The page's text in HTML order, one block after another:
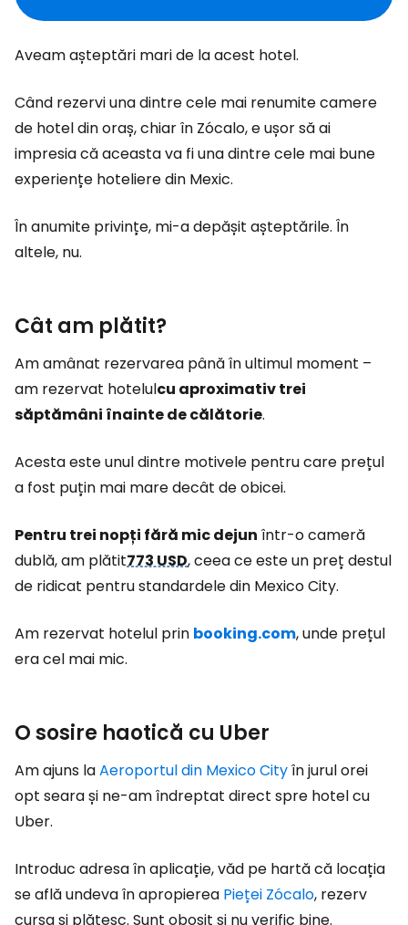
Aveam așteptări mari de la acest hotel.
Când rezervi una dintre cele mai renumite camere
de hotel din oraș, chiar în Zócalo, e ușor să ai
impresia că aceasta va fi una dintre cele mai bune
experiențe hoteliere din Mexic.
În anumite privințe, mi-a depășit așteptările. În
altele, nu.
Cât am plătit?
Am amânat rezervarea până în ultimul moment –
am rezervat hotelulcu aproximativ trei
săptămâni înainte de călătorie.
Acesta este unul dintre motivele pentru care prețul
a fost puțin mai mare decât de obicei.
Pentru trei nopți fără mic dejun într-o cameră
dublă, am plătit773 USD, ceea ce este un preț destul
de ridicat pentru standardele din Mexico City.
Am rezervat hotelul prin booking.com, unde prețul
era cel mai mic.
O sosire haotică cu Uber
Am ajuns laAeroportul din Mexico Cityîn jurul orei
opt seara și ne-am îndreptat direct spre hotel cu
Uber.
Introduc adresa în aplicație, văd pe hartă că locația
se află undeva în apropierea Pieței Zócalo, rezerv
cursa și plătesc. Sunt obosit și nu verific bine.